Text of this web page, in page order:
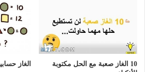
10 الغاز صعبة مع الحل مكتوبة
الغاز